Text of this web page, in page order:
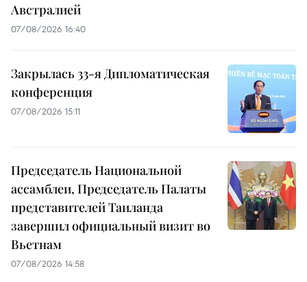
Австралией
07/08/2026 16:40
Закрылась 33-я Дипломатическая
конференция
07/08/2026 15:11
Председатель Национальной
ассамблеи, Председатель Палаты
представителей Таиланда
завершил официальный визит во
Вьетнам
07/08/2026 14:58